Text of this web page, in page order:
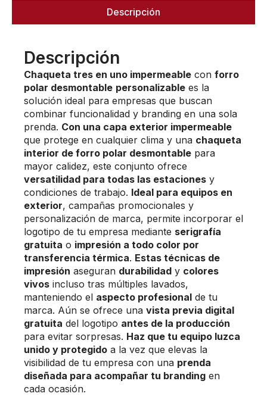
Descripción
Descripción
Chaqueta tres en uno impermeable con forro
polar desmontable personalizable es la
solución ideal para empresas que buscan
combinar funcionalidad y branding en una sola
prenda. Con una capa exterior impermeable
que protege en cualquier clima y una chaqueta
interior de forro polar desmontable para
mayor calidez, este conjunto ofrece
versatilidad para todas las estaciones y
condiciones de trabajo. Ideal para equipos en
exterior, campañas promocionales y
personalización de marca, permite incorporar el
logotipo de tu empresa mediante serigrafía
gratuita o impresión a todo color por
transferencia térmica. Estas técnicas de
impresión aseguran durabilidad y colores
vivos incluso tras múltiples lavados,
manteniendo el aspecto profesional de tu
marca. Aún se ofrece una vista previa digital
gratuita del logotipo antes de la producción
para evitar sorpresas. Haz que tu equipo luzca
unido y protegido a la vez que elevas la
visibilidad de tu empresa con una prenda
diseñada para acompañar tu branding en
cada ocasión.